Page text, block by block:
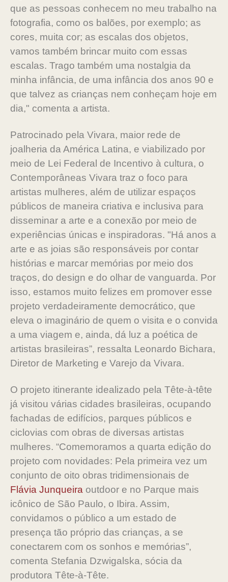
que as pessoas conhecem no meu trabalho na
fotografia, como os balões, por exemplo; as
cores, muita cor; as escalas dos objetos,
vamos também brincar muito com essas
escalas. Trago também uma nostalgia da
minha infância, de uma infância dos anos 90 e
que talvez as crianças nem conheçam hoje em
dia," comenta a artista.
Patrocinado pela Vivara, maior rede de
joalheria da América Latina, e viabilizado por
meio de Lei Federal de Incentivo à cultura, o
Contemporâneas Vivara traz o foco para
artistas mulheres, além de utilizar espaços
públicos de maneira criativa e inclusiva para
disseminar a arte e a conexão por meio de
experiências únicas e inspiradoras. "Há anos a
arte e as joias são responsáveis por contar
histórias e marcar memórias por meio dos
traços, do design e do olhar de vanguarda. Por
isso, estamos muito felizes em promover esse
projeto verdadeiramente democrático, que
eleva o imaginário de quem o visita e o convida
a uma viagem e, ainda, dá luz a poética de
artistas brasileiras”, ressalta Leonardo Bichara,
Diretor de Marketing e Varejo da Vivara.
O projeto itinerante idealizado pela Tête-à-tête
já visitou várias cidades brasileiras, ocupando
fachadas de edifícios, parques públicos e
ciclovias com obras de diversas artistas
mulheres. “Comemoramos a quarta edição do
projeto com novidades: Pela primeira vez um
conjunto de oito obras tridimensionais de
Flávia Junqueira outdoor e no Parque mais
icônico de São Paulo, o Ibira. Assim,
convidamos o público a um estado de
presença tão próprio das crianças, a se
conectarem com os sonhos e memórias”,
comenta Stefania Dzwigalska, sócia da
produtora Tête-à-Tête.